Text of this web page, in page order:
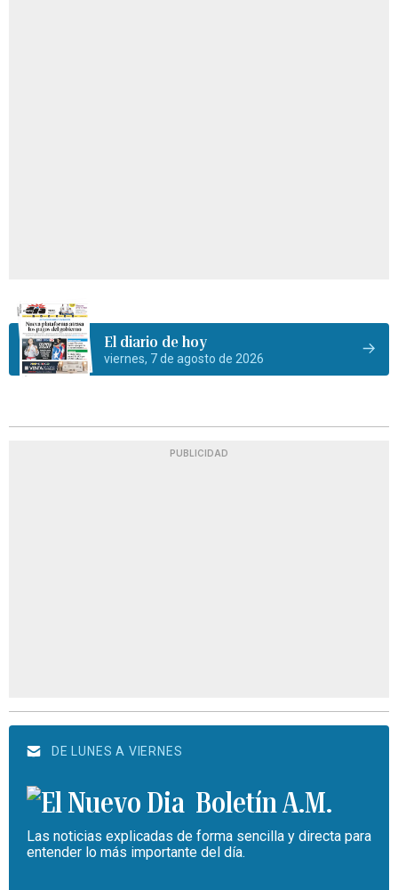
El diario de hoy
viernes, 7 de agosto de 2026
PUBLICIDAD
DE LUNES A VIERNES
Boletín A.M.
Las noticias explicadas de forma sencilla y directa para
entender lo más importante del día.